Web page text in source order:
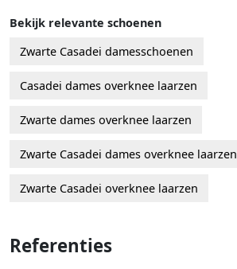
Bekijk relevante schoenen
Zwarte Casadei damesschoenen
Casadei dames overknee laarzen
Zwarte dames overknee laarzen
Zwarte Casadei dames overknee laarzen
Zwarte Casadei overknee laarzen
Referenties